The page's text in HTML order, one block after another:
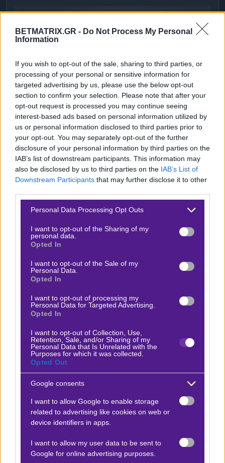
BETMATRIX.GR - Do Not Process My Personal
Information
If you wish to opt-out of the sale, sharing to third parties, or
processing of your personal or sensitive information for
targeted advertising by us, please use the below opt-out
section to confirm your selection. Please note that after your
opt-out request is processed you may continue seeing
interest-based ads based on personal information utilized by
us or personal information disclosed to third parties prior to
your opt-out. You may separately opt-out of the further
disclosure of your personal information by third parties on the
IAB’s list of downstream participants. This information may
also be disclosed by us to third parties on the IAB’s List of
Downstream Participants that may further disclose it to other
Please note that this website/app uses one or more Google
not limited to your visit or usage behaviour. You may click to
grant or deny consent to Google and its third-party tags to
use your data for below specified purposes in below Google
consent section.
Personal Data Processing Opt Outs
I want to opt-out of the Sharing of my
personal data.
Opted In
I want to opt-out of the Sale of my
Personal Data.
Opted In
I want to opt-out of processing my
Personal Data for Targeted Advertising.
Opted In
I want to opt-out of Collection, Use,
Retention, Sale, and/or Sharing of my
Personal Data that Is Unrelated with the
Purposes for which it was collected.
Opted Out
Google consents
I want to allow Google to enable storage
related to advertising like cookies on web or
device identifiers in apps.
I want to allow my user data to be sent to
Google for online advertising purposes.
Προφανώς οι Γάλλοι είναι το μεγάλο φαβορί όχι μόνο
για την νίκη αλλά και για την κατάκτηση του
. Πριν
5 μέρες απέναντι στους ίδιους αντιπάλους κέρδισαν
με 2-1 χάνοντας σχετικά εύκολα τηνMirage. Σήμερα
θεωρώ θα έχουμε τους ίδιους χάρτες με μια νίκη των
Vitalityπάλι με 2-1. Τα όρια στους γύρους είναι πολύ
χαμηλά και αυτά θα επιλέξουμε.
Προγνωστικό : CS2 -PGL Cluj – Επιλέγουμε Over 44,5
γύρους με απόδοση 1,90 στην Βet365
Ο Βασίλης Πυλιάνος προτείνει:
PARIVISION vs MOUZ
E-Sports 21.02.2026
Over 51,5
1.90
Αποτέλεσμα: 47
Vitality vs Mongolz
E-Sports 21.02.2026|20:00 x25
1.90